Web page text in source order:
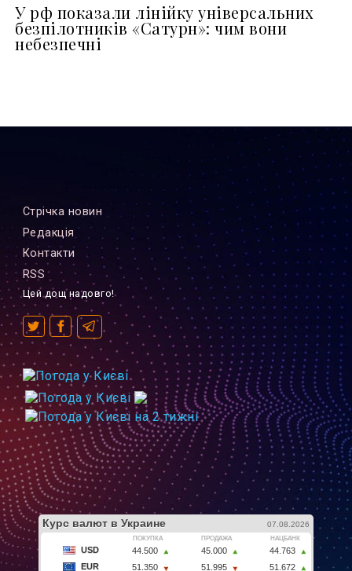
У рф показали лінійку універсальних
безпілотників «Сатурн»: чим вони
небезпечні
Стрiчка новин
Редакцiя
Контакти
RSS
Цей дощ надовго!